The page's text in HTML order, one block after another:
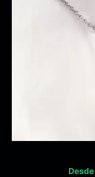
Desde